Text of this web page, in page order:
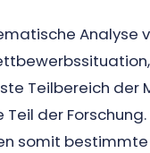
Analyse
Teilbereich der
der
somit